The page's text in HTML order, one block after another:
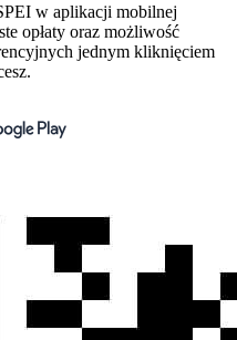
w aplikacji mobilnej
opłaty oraz możliwość
jednym kliknięciem